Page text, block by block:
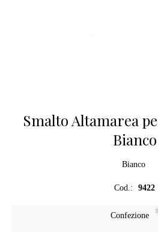
Smalto Altamarea
Bianco
Bianco
Cod.: 9422
Confezione